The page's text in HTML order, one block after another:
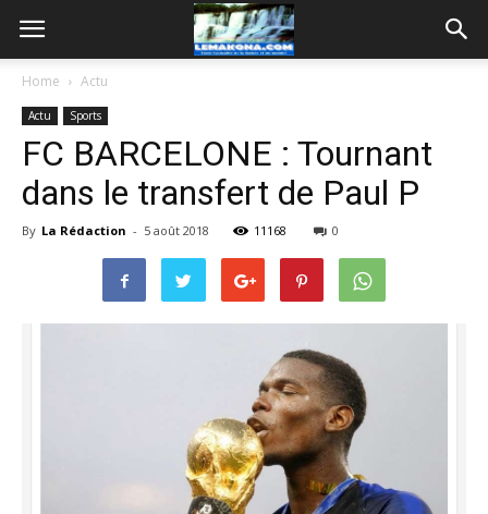
Home Actu
Actu Sports
FC BARCELONE : Tournant
dans le transfert de Paul P
By La Rédaction - 5 août 2018 11168 0